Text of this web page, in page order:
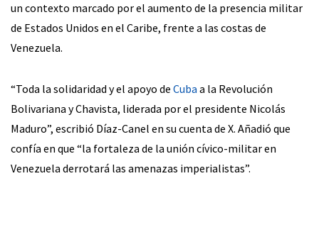
un contexto marcado por el aumento de la presencia militar
de Estados Unidos en el Caribe, frente a las costas de
Venezuela.
“Toda la solidaridad y el apoyo de Cuba a la Revolución
Bolivariana y Chavista, liderada por el presidente Nicolás
Maduro”, escribió Díaz-Canel en su cuenta de X. Añadió que
confía en que “la fortaleza de la unión cívico-militar en
Venezuela derrotará las amenazas imperialistas”.